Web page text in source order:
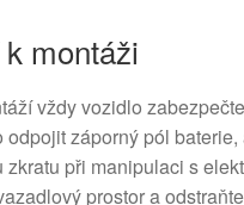
montáži
vždy vozidlo
odpojit záporný pól
zkratu při manipulaci s
prostor a